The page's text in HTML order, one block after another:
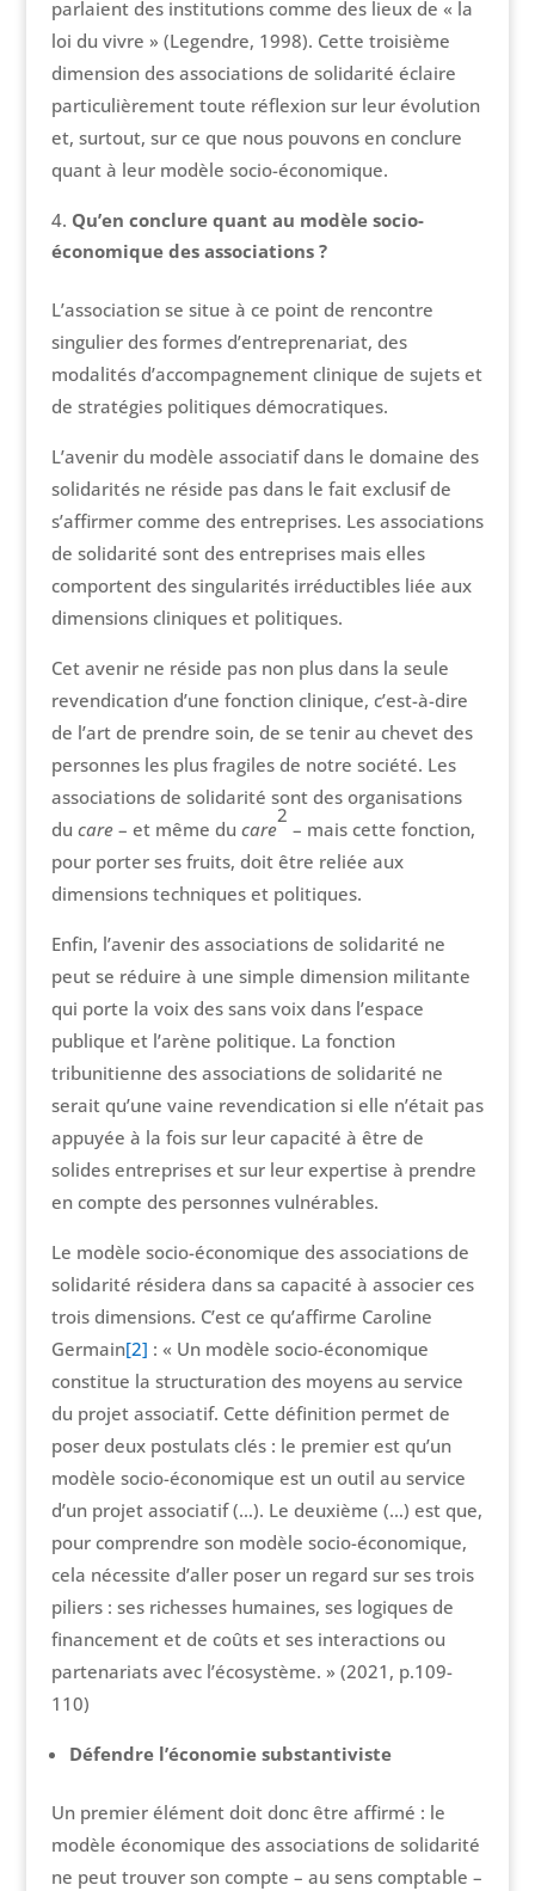
parlaient des institutions comme des lieux de « la
loi du vivre » (Legendre, 1998). Cette troisième
dimension des associations de solidarité éclaire
particulièrement toute réflexion sur leur évolution
et, surtout, sur ce que nous pouvons en conclure
quant à leur modèle socio-économique.
Qu’en conclure quant au modèle socio-
économique des associations ?
L’association se situe à ce point de rencontre
singulier des formes d’entreprenariat, des
modalités d’accompagnement clinique de sujets et
de stratégies politiques démocratiques.
L’avenir du modèle associatif dans le domaine des
solidarités ne réside pas dans le fait exclusif de
s’affirmer comme des entreprises. Les associations
de solidarité sont des entreprises mais elles
comportent des singularités irréductibles liée aux
dimensions cliniques et politiques.
Cet avenir ne réside pas non plus dans la seule
revendication d’une fonction clinique, c’est-à-dire
de l’art de prendre soin, de se tenir au chevet des
personnes les plus fragiles de notre société. Les
associations de solidarité sont des organisations
du care– et même du care
2
– mais cette fonction,
pour porter ses fruits, doit être reliée aux
dimensions techniques et politiques.
Enfin, l’avenir des associations de solidarité ne
peut se réduire à une simple dimension militante
qui porte la voix des sans voix dans l’espace
publique et l’arène politique. La fonction
tribunitienne des associations de solidarité ne
serait qu’une vaine revendication si elle n’était pas
appuyée à la fois sur leur capacité à être de
solides entreprises et sur leur expertise à prendre
en compte des personnes vulnérables.
Le modèle socio-économique des associations de
solidarité résidera dans sa capacité à associer ces
trois dimensions. C’est ce qu’affirme Caroline
Germain[2] : « Un modèle socio-économique
constitue la structuration des moyens au service
du projet associatif. Cette définition permet de
poser deux postulats clés : le premier est qu’un
modèle socio-économique est un outil au service
d’un projet associatif (…). Le deuxième (…) est que,
pour comprendre son modèle socio-économique,
cela nécessite d’aller poser un regard sur ses trois
piliers : ses richesses humaines, ses logiques de
financement et de coûts et ses interactions ou
partenariats avec l’écosystème. » (2021, p.109-
110)
Défendre l’économie substantiviste
Un premier élément doit donc être affirmé : le
modèle économique des associations de solidarité
ne peut trouver son compte – au sens comptable –